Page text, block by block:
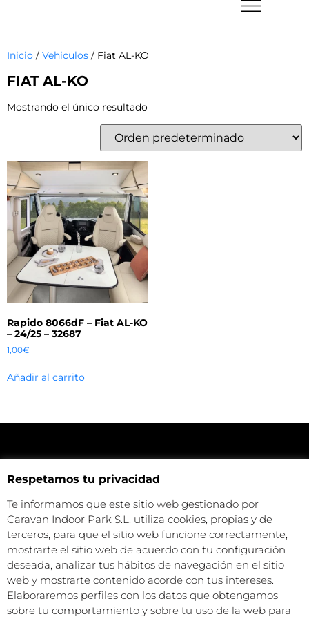
Inicio / Vehiculos / Fiat AL-KO
FIAT AL-KO
Mostrando el único resultado
Rapido 8066dF – Fiat AL-KO
– 24/25 – 32687
1,00€
Añadir al carrito
NUESTRA UBICACIÓN
CONTACTA CON NOSOTROS
+34 972 500 449
info@camperparkemporda.com
NUESTRAS REDES
Caravan Park Empordà S.L.©
Respetamos tu privacidad
Te informamos que este sitio web gestionado por
Caravan Indoor Park S.L. utiliza cookies, propias y de
terceros, para que el sitio web funcione correctamente,
mostrarte el sitio web de acuerdo con tu configuración
deseada, analizar tus hábitos de navegación en el sitio
web y mostrarte contenido acorde con tus intereses.
Elaboraremos perfiles con los datos que obtengamos
sobre tu comportamiento y sobre tu uso de la web para